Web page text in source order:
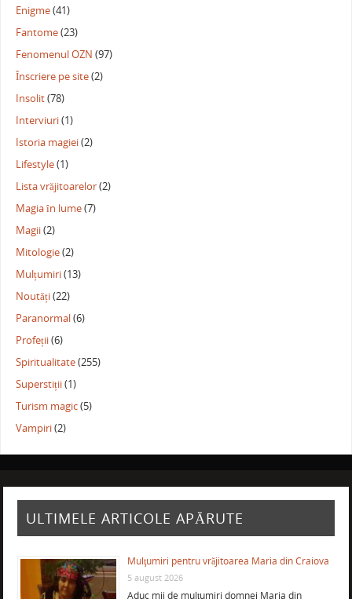
Enigme(41)
Fantome(23)
Fenomenul OZN (97)
Înscriere pe site(2)
Insolit(78)
Interviuri(1)
Istoria magiei(2)
Lifestyle(1)
Lista vrăjitoarelor(2)
Magia în lume(7)
Magii(2)
Mitologie(2)
Mulțumiri(13)
Noutăți(22)
Paranormal(6)
Profeții(6)
Spiritualitate(255)
Superstiții(1)
Turism magic(5)
Vampiri(2)
ULTIMELE ARTICOLE APĂRUTE
Mulţumiri pentru vrăjitoarea Maria din Craiova
5 august 2026
Aduc mii de mulţumiri domnei Maria din